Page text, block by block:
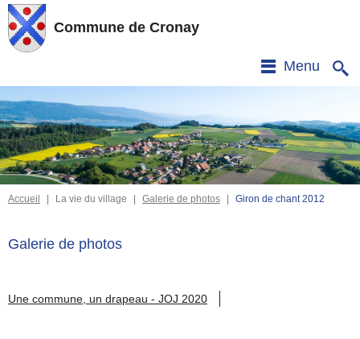
Commune de Cronay
Menu
Accueil | La vie du village | Galerie de photos | Giron de chant 2012
Galerie de photos
Une commune, un drapeau - JOJ 2020